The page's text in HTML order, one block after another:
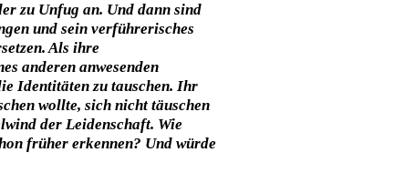
zu Unfug an. Und dann sind
und sein verführerisches
Als ihre
anderen anwesenden
Identitäten zu tauschen. Ihr
wollte, sich nicht täuschen
der Leidenschaft. Wie
früher erkennen? Und würde